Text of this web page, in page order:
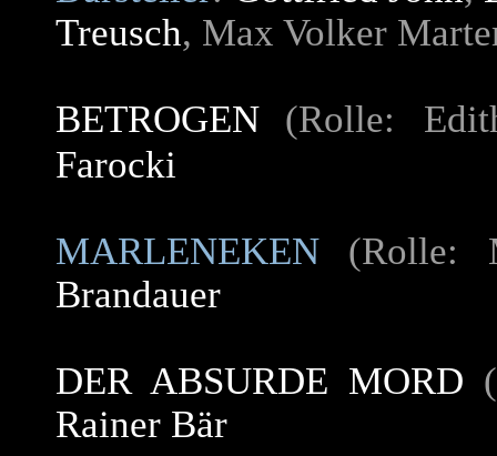
Treusch, Max Volker
BETROGEN
(Rolle:
Farocki
MARLENEKEN (Rolle:
Brandauer
DER ABSURDE MORD
Rainer Bär